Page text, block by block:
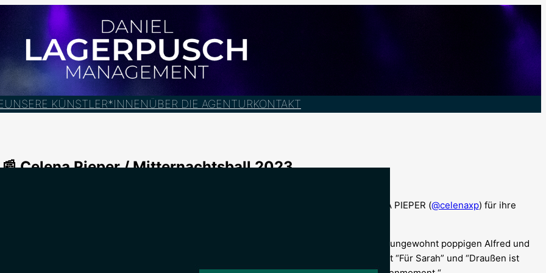
UNSERE KÜNSTLER*INNENÜBER DIE AGENTURKONTAKT
📰 Celena Pieper / Mitternachtsball 2023
🇩🇪 Ich freue mich über diese wunderschöne Pressestimme zu der zauberhaften CELENA PIEPER (@celenaxp) für ihre
💬 „Der erste Teil wird sozusagen klassisch dargeboten und beinhaltet Philipp Büttner als ungewohnt poppigen Alfred und
Celena Pieper als erfrischend stimmgewaltige Sarah. So gelingt den beiden respektive mit “Für Sarah” und “Draußen ist